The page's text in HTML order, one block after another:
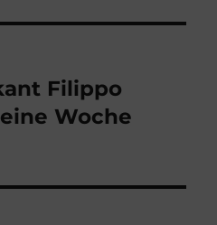
Filippo
Woche